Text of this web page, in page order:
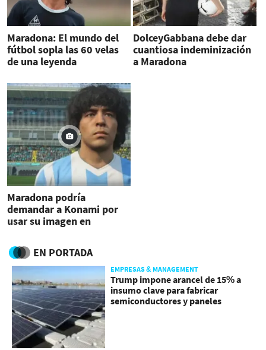
Maradona: El mundo del
fútbol sopla las 60 velas
de una leyenda
DolceyGabbana debe dar
cuantiosa indeminización
a Maradona
Maradona podría
demandar a Konami por
usar su imagen en
EN PORTADA
EMPRESAS & MANAGEMENT
Trump impone arancel de 15% a
insumo clave para fabricar
semiconductores y paneles